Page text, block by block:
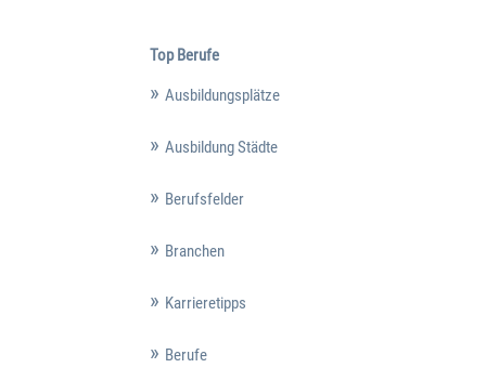
Top Berufe
Ausbildungsplätze
Ausbildung Städte
Berufsfelder
Branchen
Karrieretipps
Berufe